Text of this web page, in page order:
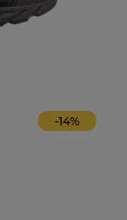
z siatki